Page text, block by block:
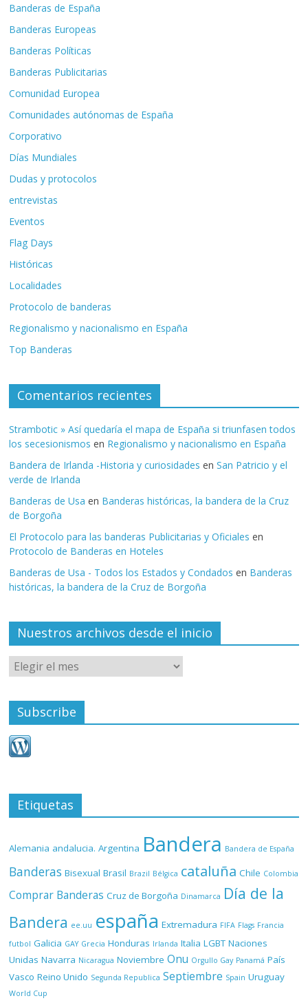
Banderas de España
Banderas Europeas
Banderas Políticas
Banderas Publicitarias
Comunidad Europea
Comunidades autónomas de España
Corporativo
Días Mundiales
Dudas y protocolos
entrevistas
Eventos
Flag Days
Históricas
Localidades
Protocolo de banderas
Regionalismo y nacionalismo en España
Top Banderas
Comentarios recientes
Strambotic » Así quedaría el mapa de España si triunfasen todos
los secesionismos en Regionalismo y nacionalismo en España
Bandera de Irlanda -Historia y curiosidades enSan Patricio y el
verde de Irlanda
Banderas de Usa en Banderas históricas, la bandera de la Cruz
de Borgoña
El Protocolo para las banderas Publicitarias y Oficiales en
Protocolo de Banderas en Hoteles
Banderas de Usa - Todos los Estados y Condados en Banderas
históricas, la bandera de la Cruz de Borgoña
Nuestros archivos desde el inicio
Subscribe
Etiquetas
Alemania andalucia. Argentina Bandera Bandera de España
Banderas Bisexual Brasil Brazil Bélgica cataluña Chile Colombia
Comprar Banderas Cruz de Borgoña Dinamarca Día de la
Bandera ee.uu españa Extremadura FIFA Flags Francia
futbol Galicia GAY Grecia Honduras Irlanda Italia LGBT Naciones
Unidas Navarra Nicaragua Noviembre Onu Orgullo Gay Panamá País
Vasco Reino Unido Segunda Republica Septiembre Spain Uruguay
World Cup